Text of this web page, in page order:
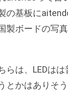
の基板に
製ボードの写真
らは、LEDは
とかはありそう